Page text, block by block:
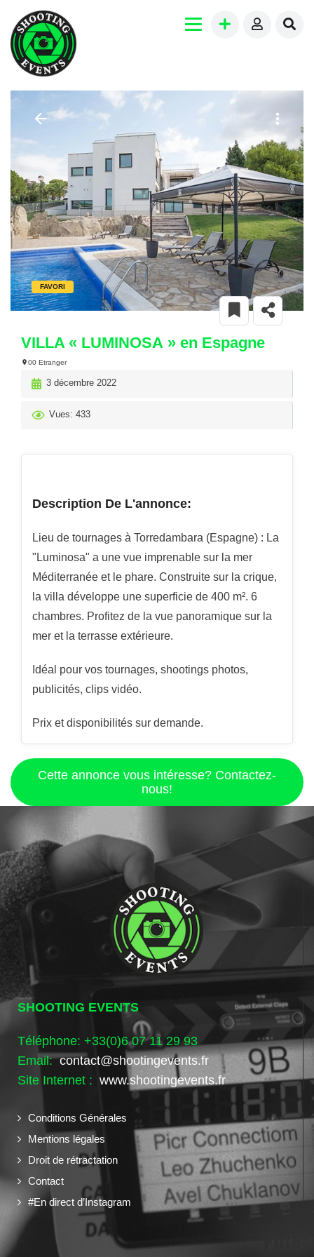
FAVORI
VILLA « LUMINOSA » en Espagne
00 Etranger
3 décembre 2022
Vues: 433
Description De L'annonce:
Lieu de tournages à Torredambara (Espagne) : La
"Luminosa" a une vue imprenable sur la mer
Méditerranée et le phare. Construite sur la crique,
la villa développe une superficie de 400 m². 6
chambres. Profitez de la vue panoramique sur la
mer et la terrasse extérieure.
Idéal pour vos tournages, shootings photos,
publicités, clips vidéo.
Prix et disponibilités sur demande.
Cette annonce vous intéresse? Contactez-
nous!
SHOOTING EVENTS
Téléphone: +33(0)6 07 11 29 93
Email:contact@shootingevents.fr
Site Internet : www.shootingevents.fr
Conditions Générales
Mentions légales
Droit de rétractation
Contact
#En direct d’Instagram